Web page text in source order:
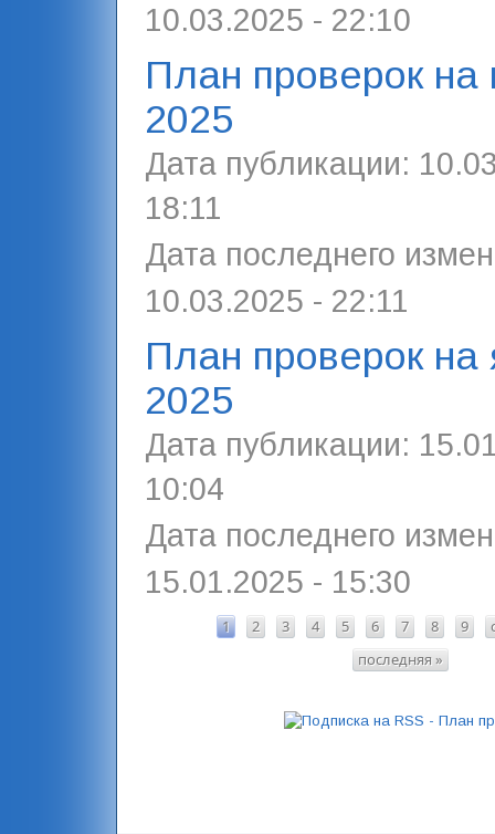
10.03.2025 - 22:10
План проверок на
2025
Дата публикации:
18:11
Дата последнего
10.03.2025 - 22:11
План проверок на
2025
Дата публикации:
10:04
Дата последнего
15.01.2025 - 15:30
СТРАНИЦЫ
1 2 3 4 5 6 7 8 9
последняя »